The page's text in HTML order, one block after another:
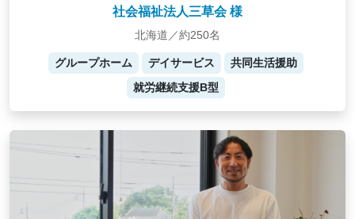
社会福祉法人三草会 様
北海道／約250名
グループホーム デイサービス
共同生活援助
就労継続支援B型